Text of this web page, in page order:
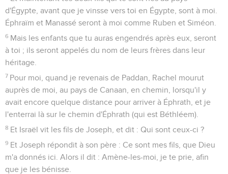
d'Égypte, avant que je vinsse vers toi en Égypte, sont à moi.
Éphraïm et Manassé seront à moi comme Ruben et Siméon.
6 Mais les enfants que tu auras engendrés après eux, seront
à toi ; ils seront appelés du nom de leurs frères dans leur
héritage.
7 Pour moi, quand je revenais de Paddan, Rachel mourut
auprès de moi, au pays de Canaan, en chemin, lorsqu'il y
avait encore quelque distance pour arriver à Éphrath, et je
l'enterrai là sur le chemin d'Éphrath (qui est Béthléem).
8 Et Israël vit les fils de Joseph, et dit : Qui sont ceux-ci ?
9 Et Joseph répondit à son père : Ce sont mes fils, que Dieu
m'a donnés ici. Alors il dit : Amène-les-moi, je te prie, afin
que je les bénisse.